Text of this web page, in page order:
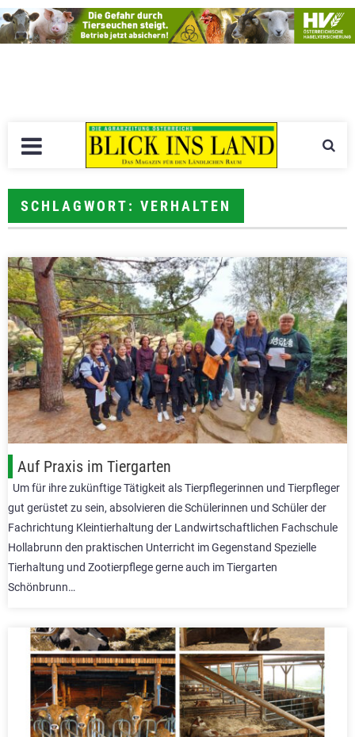
SCHLAGWORT: VERHALTEN
Auf Praxis im Tiergarten
Um für ihre zukünftige Tätigkeit als Tierpflegerinnen und Tierpfleger
gut gerüstet zu sein, absolvieren die Schülerinnen und Schüler der
Fachrichtung Kleintierhaltung der Landwirtschaftlichen Fachschule
Hollabrunn den praktischen Unterricht im Gegenstand Spezielle
Tierhaltung und Zootierpflege gerne auch im Tiergarten
Schönbrunn…